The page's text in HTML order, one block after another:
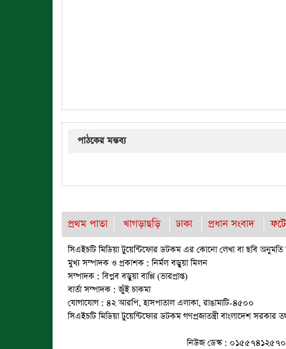
পাঠকের মন্তব্য
প্রথম পাতা খাগড়াছড়ি ঢাকা প্রধান সংবাদ
সিএইচটি মিডিয়া টুয়েন্টিফোর ডটকম এর কোনো লেখা বা ছবি
মুখ্য সম্পাদক ও প্রকাশক : নির্মল বড়ুয়া মিলন
সম্পাদক : বিপ্লব বড়ুয়া বাপ্পি (ভারপ্রাপ্ত)
বার্তা সম্পাদক : জুঁই চাকমা
যোগাযোগ : ৪২ আরপি, হাসপাতাল এলাকা, রাঙামাটি-৪৫০০
সিএইচটি মিডিয়া টুয়েন্টিফোর ডটকম গণপ্রজাতন্ত্রী বাংলাদেশ
নিউজ ডেস্ক : ০১৫৫৭৪১২৫৭০